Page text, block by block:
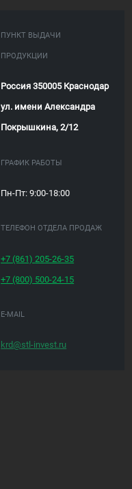
ПУНКТ ВЫДАЧИ
ПРОДУКЦИИ
Россия 350005 Краснодар
ул. имени Александра
Покрышкина, 2/12
ГРАФИК РАБОТЫ
Пн-Пт: 9:00-18:00
ТЕЛЕФОН ОТДЕЛА ПРОДАЖ
+7 (861)205-26-35
+7 (800) 500-24-15
E-MAIL
krd@stl-invest.ru